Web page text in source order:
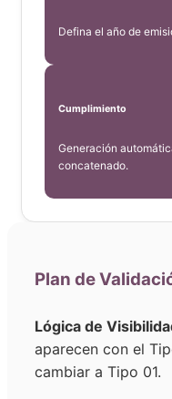
Defina el año de
Cumplimiento
Generación
concatenado.
Plan de
Lógica de
aparecen con el
cambiar a Tipo 01.